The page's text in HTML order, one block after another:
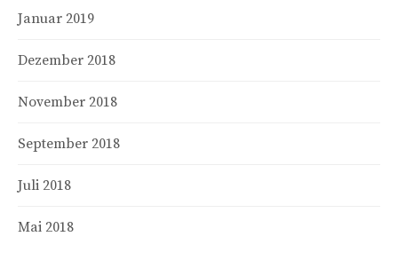
Januar 2019
Dezember 2018
November 2018
September 2018
Juli 2018
Mai 2018